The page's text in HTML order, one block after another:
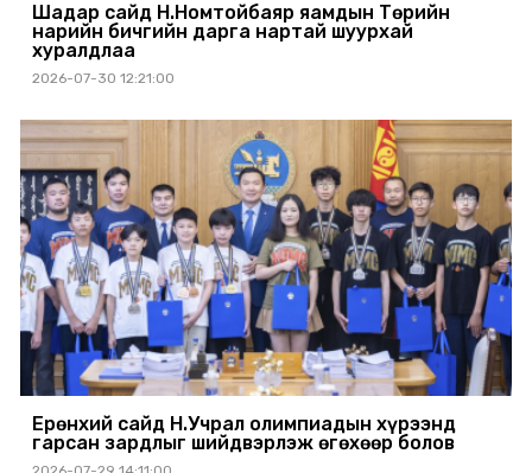
Шадар сайд Н.Номтойбаяр яамдын Төрийн
нарийн бичгийн дарга нартай шуурхай
хуралдлаа
2026-07-30 12:21:00
Ерөнхий сайд Н.Учрал олимпиадын хүрээнд
гарсан зардлыг шийдвэрлэж өгөхөөр болов